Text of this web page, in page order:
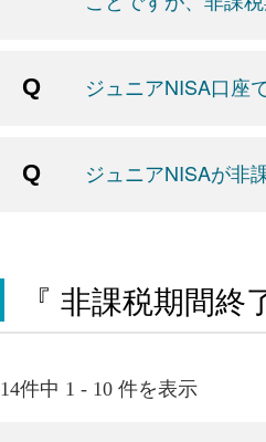
ジュニアNISA口座
ジュニアNISAが非
『 非課税期間
14件中 1 - 10 件を表示